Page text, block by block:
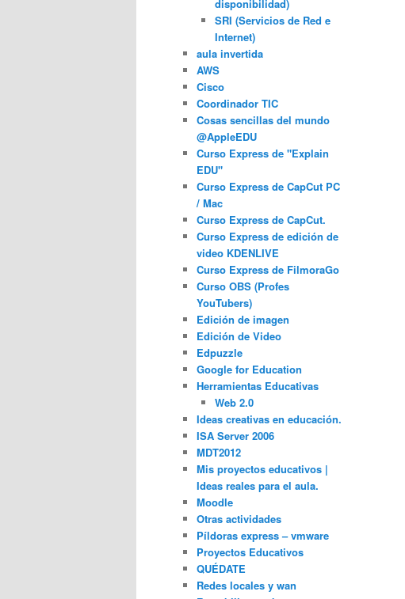
disponibilidad)
SRI (Servicios de Red e
Internet)
aula invertida
AWS
Cisco
Coordinador TIC
Cosas sencillas del mundo
@AppleEDU
Curso Express de "Explain
EDU"
Curso Express de CapCut PC
/ Mac
Curso Express de CapCut.
Curso Express de edición de
video KDENLIVE
Curso Express de FilmoraGo
Curso OBS (Profes
YouTubers)
Edición de imagen
Edición de Video
Edpuzzle
Google for Education
Herramientas Educativas
Web 2.0
Ideas creativas en educación.
ISA Server 2006
MDT2012
Mis proyectos educativos |
Ideas reales para el aula.
Moodle
Otras actividades
Píldoras express – vmware
Proyectos Educativos
QUÉDATE
Redes locales y wan